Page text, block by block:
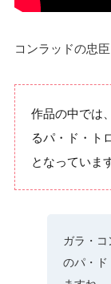
コンラッドの忠
作品の中では
るパ・ド・ト
となっています
ガラ・
のパ・